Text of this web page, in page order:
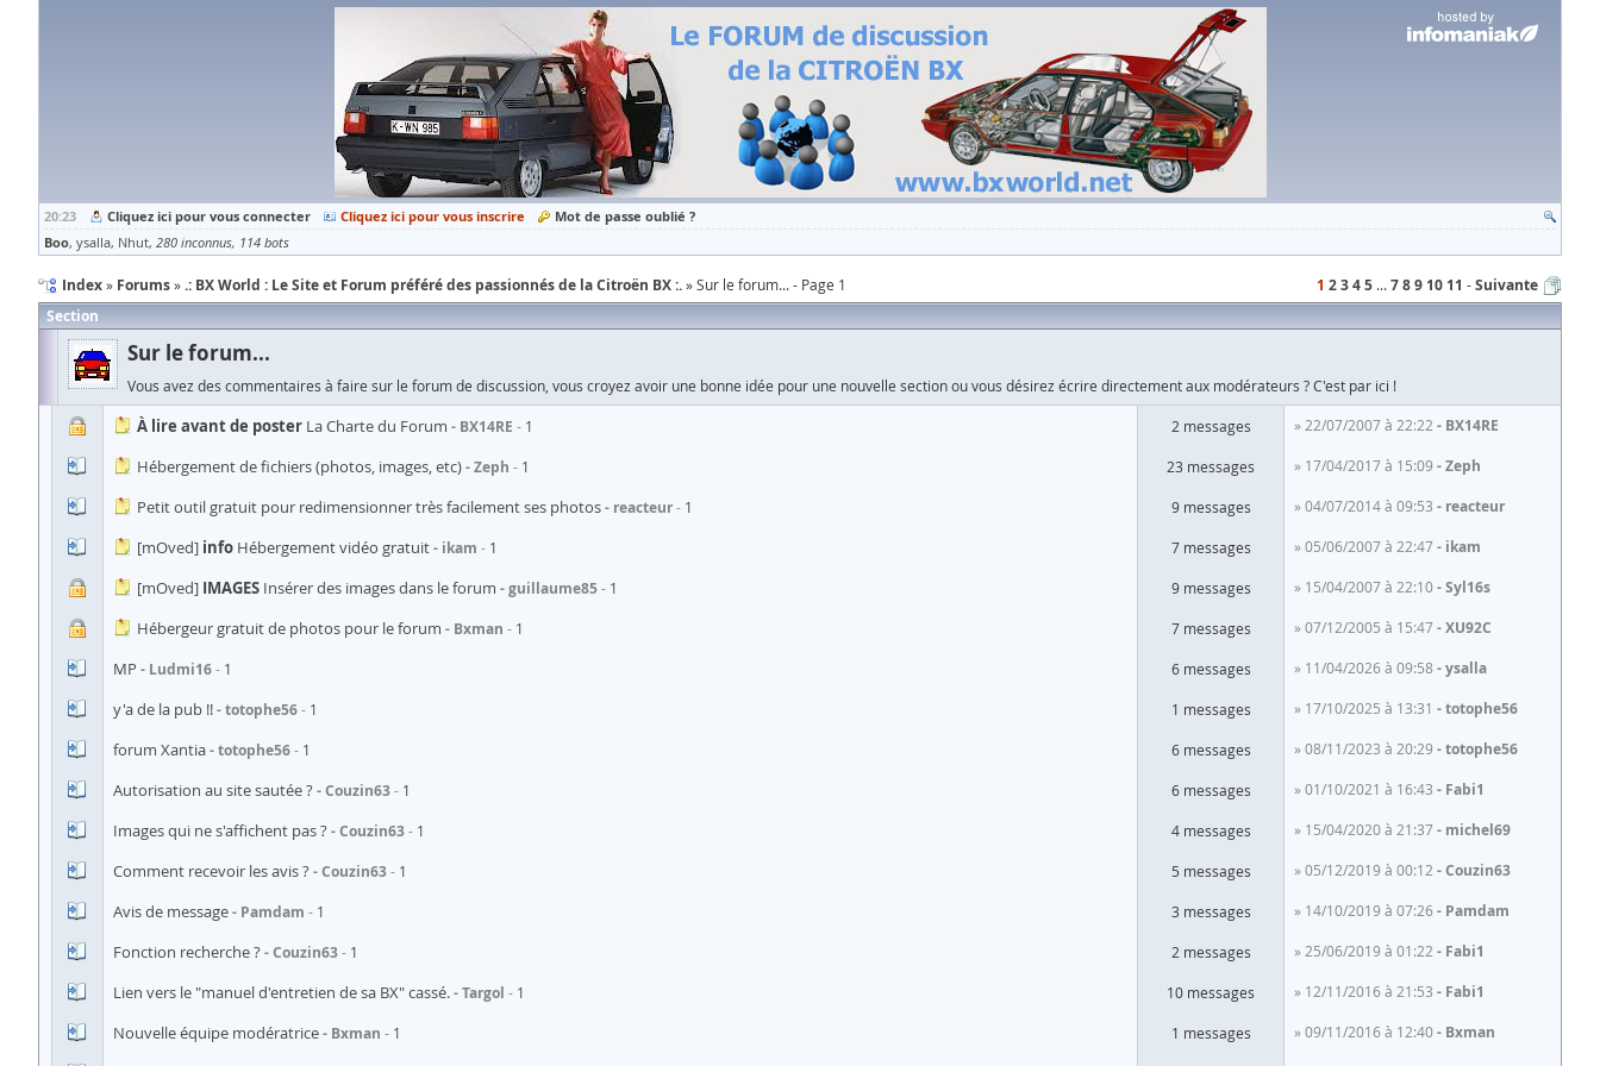
20:23 Cliquez ici pour vous connecter Cliquez ici pour vous inscrire
Mot de passe oublié ?
Boo ysalla Nhut 280 inconnus 114 bots
Index Forums .: BX World : Le Site et Forum préféré des passionnés de la Citroën BX :. Sur le forum... - Page 1 1 2345 ...789 10 11
Suivante
Section
Sur le forum...
Vous avez des commentaires à faire sur le forum de discussion, vous croyez avoir une bonne idée pour une nouvelle section ou vous désirez écrire directement aux modérateurs ? C'est par ici !
À lire avant de poster La Charte du Forum BX14RE 1 2 messages » 22/07/2007 à 22:22 BX14RE
Hébergement de fichiers (photos, images, etc) Zeph 1 23 messages » 17/04/2017 à 15:09 Zeph
Petit outil gratuit pour redimensionner très facilement ses photos reacteur 1 9 messages » 04/07/2014 à 09:53 reacteur
[mOved] info Hébergement vidéo gratuit ikam 1 7 messages » 05/06/2007 à 22:47 ikam
[mOved] IMAGES Insérer des images dans le forum guillaume85 1 9 messages » 15/04/2007 à 22:10 Syl16s
Hébergeur gratuit de photos pour le forum Bxman 1 7 messages » 07/12/2005 à 15:47 XU92C
MP Ludmi16 1 6 messages » 11/04/2026 à 09:58 ysalla
y'a de la pub !! totophe56 1 1 messages » 17/10/2025 à 13:31 totophe56
forum Xantia totophe56 1 6 messages » 08/11/2023 à 20:29 totophe56
Autorisation au site sautée ? Couzin63 1 6 messages » 01/10/2021 à 16:43 Fabi1
Images qui ne s'affichent pas ? Couzin63 1 4 messages » 15/04/2020 à 21:37 michel69
Comment recevoir les avis ? Couzin63 1 5 messages » 05/12/2019 à 00:12 Couzin63
Avis de message Pamdam 1 3 messages » 14/10/2019 à 07:26 Pamdam
Fonction recherche ? Couzin63 1 2 messages » 25/06/2019 à 01:22 Fabi1
Lien vers le "manuel d'entretien de sa BX" cassé. Targol 1 10 messages » 12/11/2016 à 21:53 Fabi1
Nouvelle équipe modératrice Bxman 1 1 messages » 09/11/2016 à 12:40 Bxman